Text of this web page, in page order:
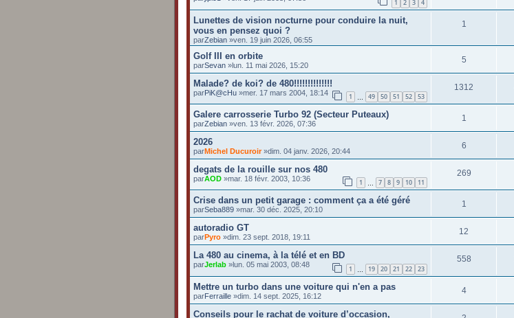
1 2 3 4
Lunettes de vision nocturne pour conduire la nuit,
vous en pensez quoi ?
parZebian »ven. 19 juin 2026, 06:55
1
Golf III en orbite
parSevan »lun. 11 mai 2026, 15:20
5
Malade? de koi? de 480!!!!!!!!!!!!!!
parPiK@cHu »mer. 17 mars 2004, 18:14 1 49 50 51 52 53
1312
Galere carrosserie Turbo 92 (Secteur Puteaux)
parZebian »ven. 13 févr. 2026, 07:36
1
2026
parMichel Ducuroir»dim. 04 janv. 2026, 20:44
6
degats de la rouille sur nos 480
parAOD »mar. 18 févr. 2003, 10:36 1 … 7 8 9 10 11
269
Crise dans un petit garage : comment ça a été géré
parSeba889 »mar. 30 déc. 2025, 20:10
1
autoradio GT
parPyro »dim. 23 sept. 2018, 19:11
12
La 480 au cinema, à la télé et en BD
parJerlab »lun. 05 mai 2003, 08:48 1 19 20 21 22 23
558
Mettre un turbo dans une voiture qui n'en a pas
parFerraille »dim. 14 sept. 2025, 16:12
4
Conseils pour le rachat de voiture d’occasion,